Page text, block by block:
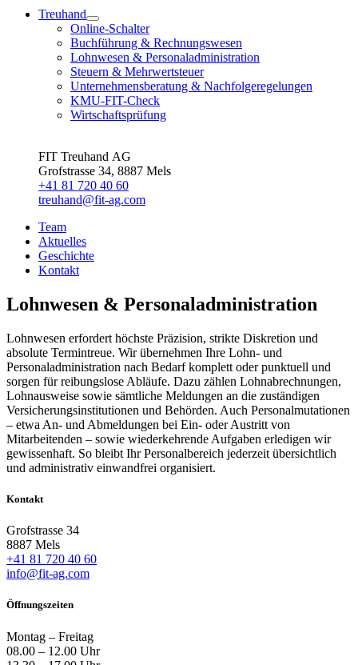
Treuhand
Online-Schalter
Buchführung & Rechnungswesen
Lohnwesen & Personaladministration
Steuern & Mehrwertsteuer
Unternehmensberatung & Nachfolgeregelungen
KMU-FIT-Check
Wirtschaftsprüfung
FIT Treuhand AG
Grofstrasse 34, 8887 Mels
+41 81 720 40 60
treuhand@fit-ag.com
Team
Aktuelles
Geschichte
Kontakt
Lohnwesen & Personaladministration
Lohnwesen erfordert höchste Präzision, strikte Diskretion und
absolute Termintreue. Wir übernehmen Ihre Lohn- und
Personaladministration nach Bedarf komplett oder punktuell und
sorgen für reibungslose Abläufe. Dazu zählen Lohnabrechnungen,
Lohnausweise sowie sämtliche Meldungen an die zuständigen
Versicherungsinstitutionen und Behörden. Auch Personalmutationen
– etwa An- und Abmeldungen bei Ein- oder Austritt von
Mitarbeitenden – sowie wiederkehrende Aufgaben erledigen wir
gewissenhaft. So bleibt Ihr Personalbereich jederzeit übersichtlich
und administrativ einwandfrei organisiert.
Kontakt
Grofstrasse 34
8887 Mels
+41 81 720 40 60
info@fit-ag.com
Öffnungszeiten
Montag – Freitag
08.00 – 12.00 Uhr